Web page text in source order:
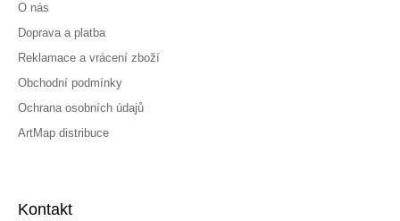
O nás
Doprava a platba
Reklamace a vrácení zboží
Obchodní podmínky
Ochrana osobních údajů
ArtMap distribuce
Kontakt